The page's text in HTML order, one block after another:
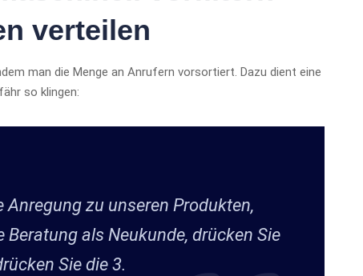
verteilen
man die Menge an Anrufern vorsortiert. Dazu dient eine
so klingen:
Anregung zu unseren Produkten,
Beratung als Neukunde, drücken Sie
Sie die 3.